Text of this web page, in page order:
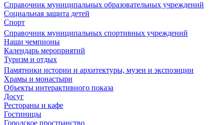
Справочник муниципальных образовательных учреждений
Социальная защита детей
Спорт
Справочник муниципальных спортивных учреждений
Наши чемпионы
Календарь мероприятий
Туризм и отдых
Памятники истории и архитектуры, музеи и экспозиции
Храмы и монастыри
Объекты интерактивного показа
Досуг
Рестораны и кафе
Гостиницы
Городское пространство